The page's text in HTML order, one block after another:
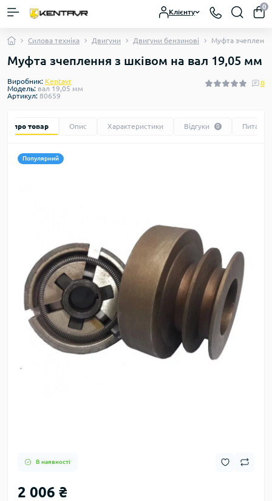
Клієнту
0
Силова техніка Двигуни Двигуни бензинові Муфта
Муфта зчеплення з шківом на вал 19,05 мм
Виробник: Kentavr
Модель: вал 19,05 мм
Артикул: 80659
0
про товар Опис Характеристики Відгуки 0 Питання
Популярний
В наявності
2 006 ₴